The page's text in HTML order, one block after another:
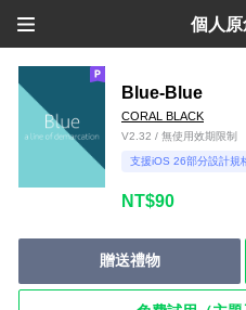
個人
Blue-Blue
CORAL BLACK
V2.32 / 無使用效期限制
支援iOS 26部分設計規
NT$90
贈送禮物